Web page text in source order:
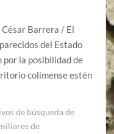
César Barrera / El
del Estado
por la posibilidad de
colimense estén
de búsqueda de
de